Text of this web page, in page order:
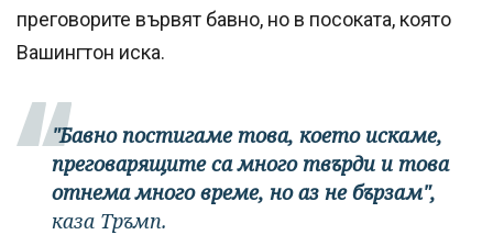
преговорите вървят бавно, но в посоката, която
Вашингтон иска.
"Бавно постигаме това, което искаме,
преговарящите са много твърди и това
отнема много време, но аз не бързам",
каза Тръмп.